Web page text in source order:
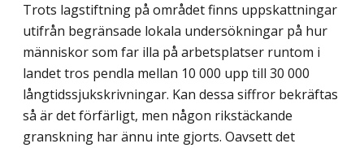
Trots lagstiftning på området finns uppskattningar
utifrån begränsade lokala undersökningar på hur
människor som far illa på arbetsplatser runtom i
landet tros pendla mellan 10 000 upp till 30 000
långtidssjukskrivningar. Kan dessa siffror bekräftas
så är det förfärligt, men någon rikstäckande
granskning har ännu inte gjorts. Oavsett det